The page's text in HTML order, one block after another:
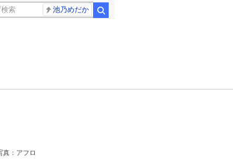
池乃めだか
真：アフロ